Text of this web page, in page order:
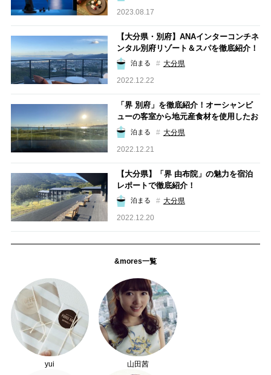
2023.08.17
【大分県・別府】ANAインターコンチネ
ンタル別府リゾート＆スパを徹底紹介！
この冬、おこもりステイするならここ
泊まる
大分県
2022.12.22
「界 別府」を徹底紹介！オーシャンビ
ューの客室から地元産食材を使用したお
料理まで【るるぶ編集部員宿泊レポ】
泊まる
大分県
2022.12.21
【大分県】「界 由布院」の魅力を宿泊
レポートで徹底紹介！
泊まる
大分県
2022.12.20
&mores一覧
yui 山田茜